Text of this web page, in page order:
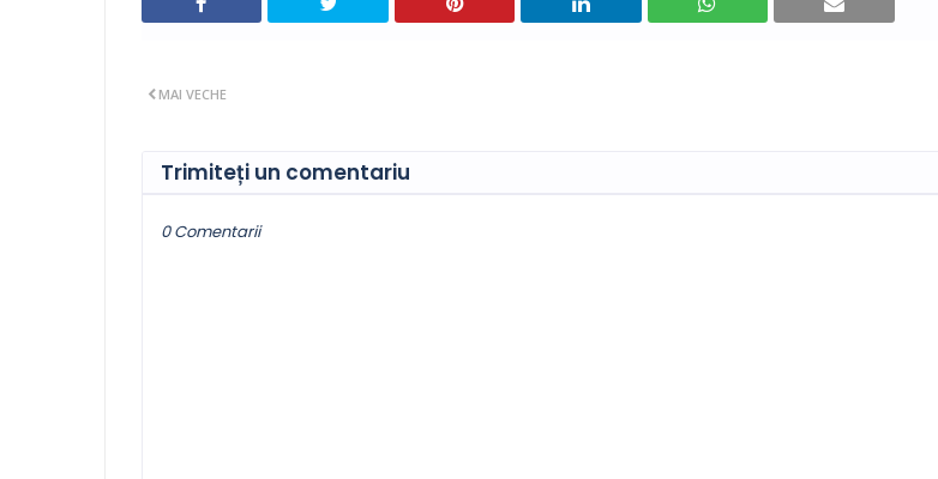
MAI VECHE
Trimiteți un comentariu
0 Comentarii